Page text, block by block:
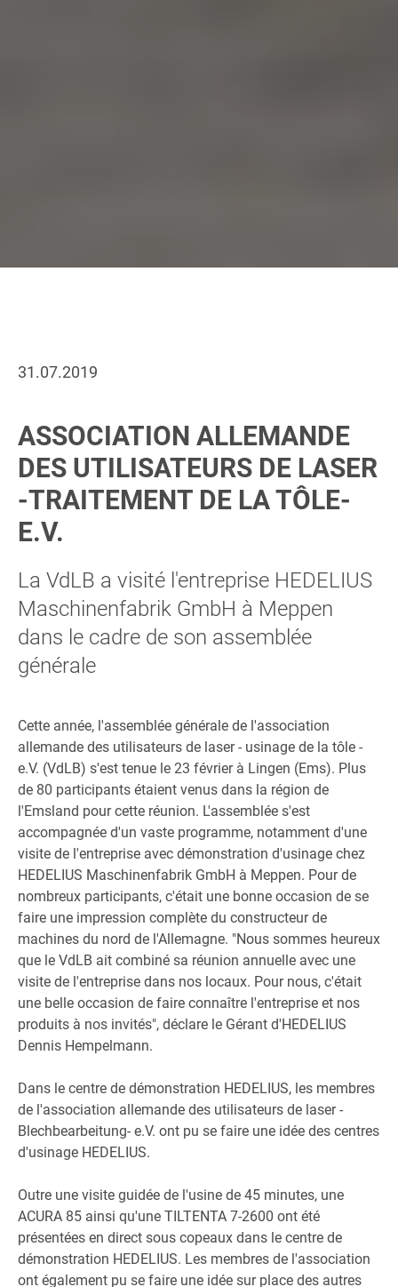
31.07.2019
ASSOCIATION ALLEMANDE
DES UTILISATEURS DE LASER
-TRAITEMENT DE LA TÔLE-
E.V.
La VdLB a visité l'entreprise HEDELIUS
Maschinenfabrik GmbH à Meppen
dans le cadre de son assemblée
générale
Cette année, l'assemblée générale de l'association
allemande des utilisateurs de laser - usinage de la tôle -
e.V. (VdLB) s'est tenue le 23 février à Lingen (Ems). Plus
de 80 participants étaient venus dans la région de
l'Emsland pour cette réunion. L'assemblée s'est
accompagnée d'un vaste programme, notamment d'une
visite de l'entreprise avec démonstration d'usinage chez
HEDELIUS Maschinenfabrik GmbH à Meppen. Pour de
nombreux participants, c'était une bonne occasion de se
faire une impression complète du constructeur de
machines du nord de l'Allemagne. "Nous sommes heureux
que le VdLB ait combiné sa réunion annuelle avec une
visite de l'entreprise dans nos locaux. Pour nous, c'était
une belle occasion de faire connaître l'entreprise et nos
produits à nos invités", déclare le Gérant d'HEDELIUS
Dennis Hempelmann.
Dans le centre de démonstration HEDELIUS, les membres
de l'association allemande des utilisateurs de laser -
Blechbearbeitung- e.V. ont pu se faire une idée des centres
d'usinage HEDELIUS.
Outre une visite guidée de l'usine de 45 minutes, une
ACURA 85 ainsi qu'une TILTENTA 7-2600 ont été
présentées en direct sous copeaux dans le centre de
démonstration HEDELIUS. Les membres de l'association
ont également pu se faire une idée sur place des autres